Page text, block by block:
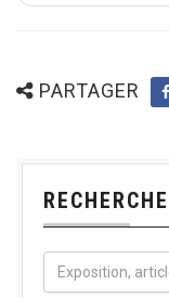
PARTAGER
RECHERCHE